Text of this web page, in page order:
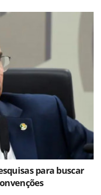
para buscar